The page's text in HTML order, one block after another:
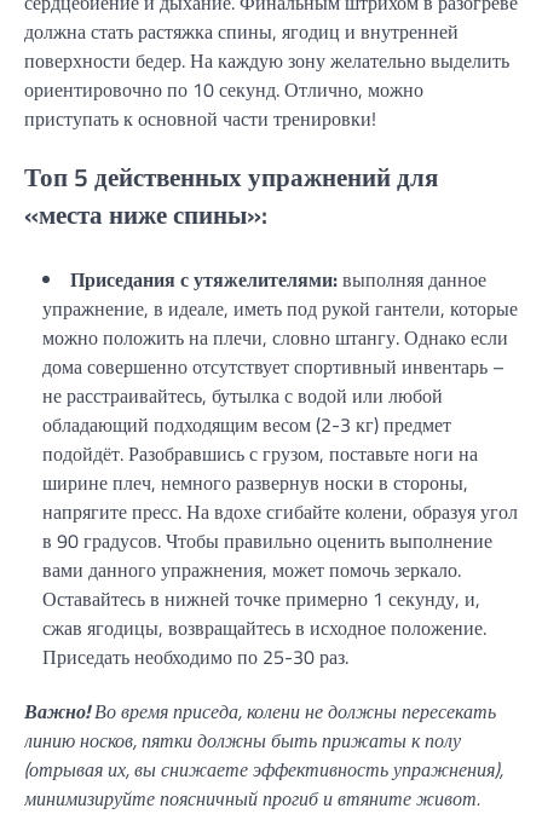
должна стать растяжка спины, ягодиц и внутренней
поверхности бедер. На каждую зону желательно выделить
ориентировочно по 10 секунд. Отлично, можно
приступать к основной части тренировки!
Топ 5 действенных упражнений для
«места ниже спины»:
Приседания с утяжелителями:выполняя данное
упражнение, в идеале, иметь под рукой гантели, которые
можно положить на плечи, словно штангу. Однако если
дома совершенно отсутствует спортивный инвентарь –
не расстраивайтесь, бутылка с водой или любой
обладающий подходящим весом (2-3 кг) предмет
подойдёт. Разобравшись с грузом, поставьте ноги на
ширине плеч, немного развернув носки в стороны,
напрягите пресс. На вдохе сгибайте колени, образуя угол
в 90 градусов. Чтобы правильно оценить выполнение
вами данного упражнения, может помочь зеркало.
Оставайтесь в нижней точке примерно 1 секунду, и,
сжав ягодицы, возвращайтесь в исходное положение.
Приседать необходимо по 25-30 раз.
Важно!Во время приседа, колени не должны пересекать
линию носков, пятки должны быть прижаты к полу
(отрывая их, вы снижаете эффективность упражнения),
минимизируйте поясничный прогиб и втяните живот.